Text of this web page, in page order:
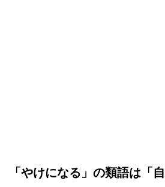
「やけになる」の類語は「